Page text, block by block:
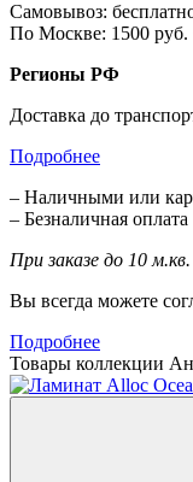
Самовывоз:
По Москве: 1500
Регионы РФ
Доставка до
Подробнее
– Наличными или
– Безналичная оплата
При заказе до 10
Вы всегда можете
Подробнее
Товары коллекции